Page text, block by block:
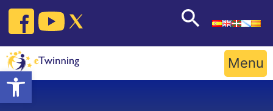
Open toolbar
Skip
content
Menu